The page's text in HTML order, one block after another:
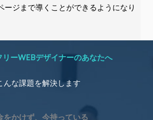
ージまで導くことができるようになり
リーWEBデザイナーのあなたへ
んな課題を解決します
をかけず、今持っている